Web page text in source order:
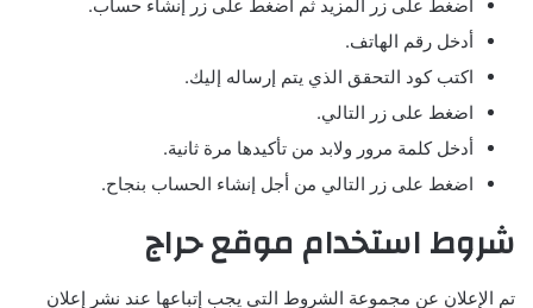
اضغط على زر المزيد ثم اضغط على زر إنشاء حساب.
أدخل رقم الهاتف.
اكتب كود التحقق الذي يتم إرساله إليك.
اضغط على زر التالي.
أدخل كلمة مرور ولابد من تأكيدها مرة ثانية.
اضغط على زر التالي من أجل إنشاء الحساب بنجاح.
شروط استخدام موقع حراج
تم الإعلان عن مجموعة الشروط التي يجب إتباعها عند نشر إعلان